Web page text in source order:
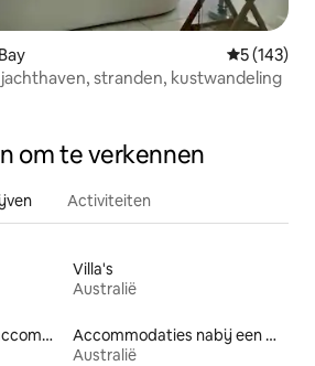
5 (143)
stranden, kustwandeling
om te verkennen
Activiteiten
Villa's
Australië
Huisdiervriendelijke accommodaties
Accommodaties nabij een meer
Australië